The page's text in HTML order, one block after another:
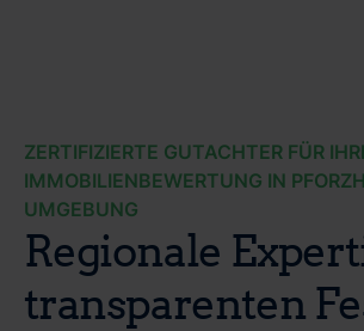
ZERTIFIZIERTE GUTACHTER FÜR
IMMOBILIENBEWERTUNG IN
UMGEBUNG
Regionale
transparenten